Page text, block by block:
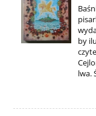
by
lwa.